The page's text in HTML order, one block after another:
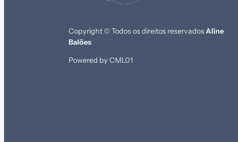
Copyright © Todos os direitos reservadosAline
Balões
Powered by CML01